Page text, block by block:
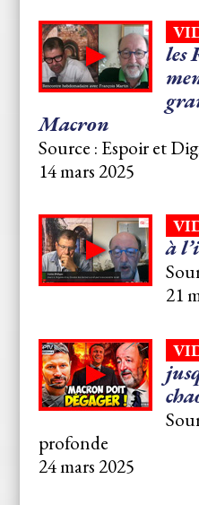
les
Macron
Source : Espoir et
14 mars 2025
à
21
profonde
24 mars 2025